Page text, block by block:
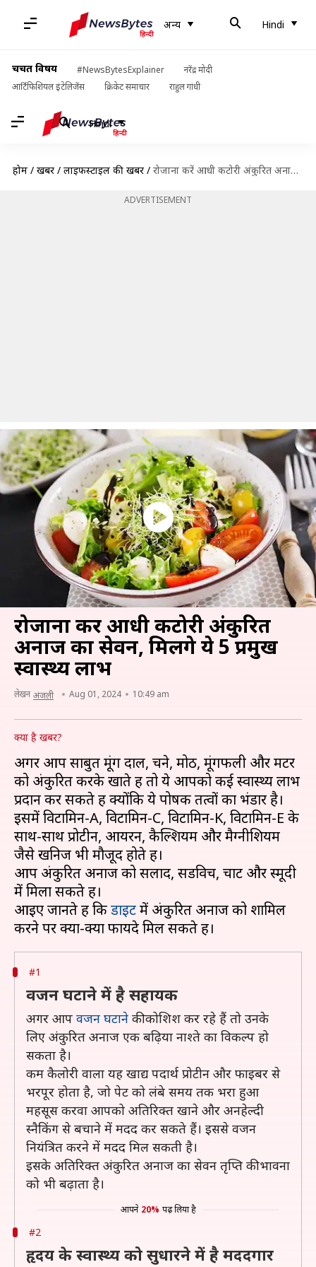
अन्य Hindi
चर्चित विषय #NewsBytesExplainer
नरेंद्र मोदी
आर्टिफिशियल इंटेलिजेंस
क्रिकेट समाचार राहुल गांधी
Hindi
होम / खबरें / लाइफस्टाइल की खबरें / रोजाना करें आधी कटोरी अंकुरित अनाज का सेवन, मिलेंगे ये 5 प्रमुख स्वास्थ्य लाभ
ADVERTISEMENT
रोजाना करें आधी कटोरी अंकुरित
अनाज का सेवन, मिलेंगे ये 5 प्रमुख
स्वास्थ्य लाभ
लेखन अंजली Aug 01, 2024 10:49 am
क्या है खबर?
अगर आप साबुत मूंग दाल, चने, मोठ, मूंगफली और मटर
को अंकुरित करके खाते हैं तो ये आपको कई स्वास्थ्य लाभ
प्रदान कर सकते हैं क्योंकि ये पोषक तत्वों का भंडार है।
इसमें विटामिन-A, विटामिन-C, विटामिन-K, विटामिन-E के
साथ-साथ प्रोटीन, आयरन, कैल्शियम और मैग्नीशियम
जैसे खनिज भी मौजूद होते हैं।
आप अंकुरित अनाज को सलाद, सैंडविच, चाट और स्मूदी
में मिला सकते हैं।
आइए जानते हैं किडाइटमें अंकुरित अनाज को शामिल
#1
वजन घटाने में है सहायक
अगर आप वजन घटाने की कोशिश कर रहे हैं तो उनके
लिए अंकुरित अनाज एक बढ़िया नाश्ते का विकल्प हो
सकता है।
कम कैलोरी वाला यह खाद्य पदार्थ प्रोटीन और फाइबर से
भरपूर होता है, जो पेट को लंबे समय तक भरा हुआ
महसूस करवा आपको अतिरिक्त खाने और अनहेल्दी
स्नैकिंग से बचाने में मदद कर सकते हैं। इससे वजन
नियंत्रित करने में मदद मिल सकती है।
इसके अतिरिक्त अंकुरित अनाज का सेवन तृप्ति की भावना
को भी बढ़ाता है।
आपने 20% पढ़ लिया है
#2
हृदय के स्वास्थ्य को सुधारने में है मददगार